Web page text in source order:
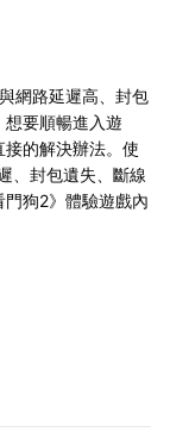
網路延遲高、封包
要順暢進入遊
的解決辦法。使
、封包遺失、斷線
狗2》體驗遊戲內